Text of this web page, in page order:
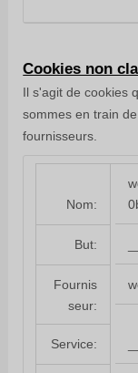
Cookies non
Il s'agit de cookies
sommes en train
fournisseurs.
Nom:
But:
Fournis
seur:
Service: